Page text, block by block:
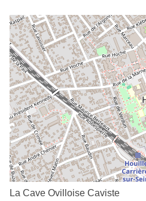
La Cave Ovilloise Caviste